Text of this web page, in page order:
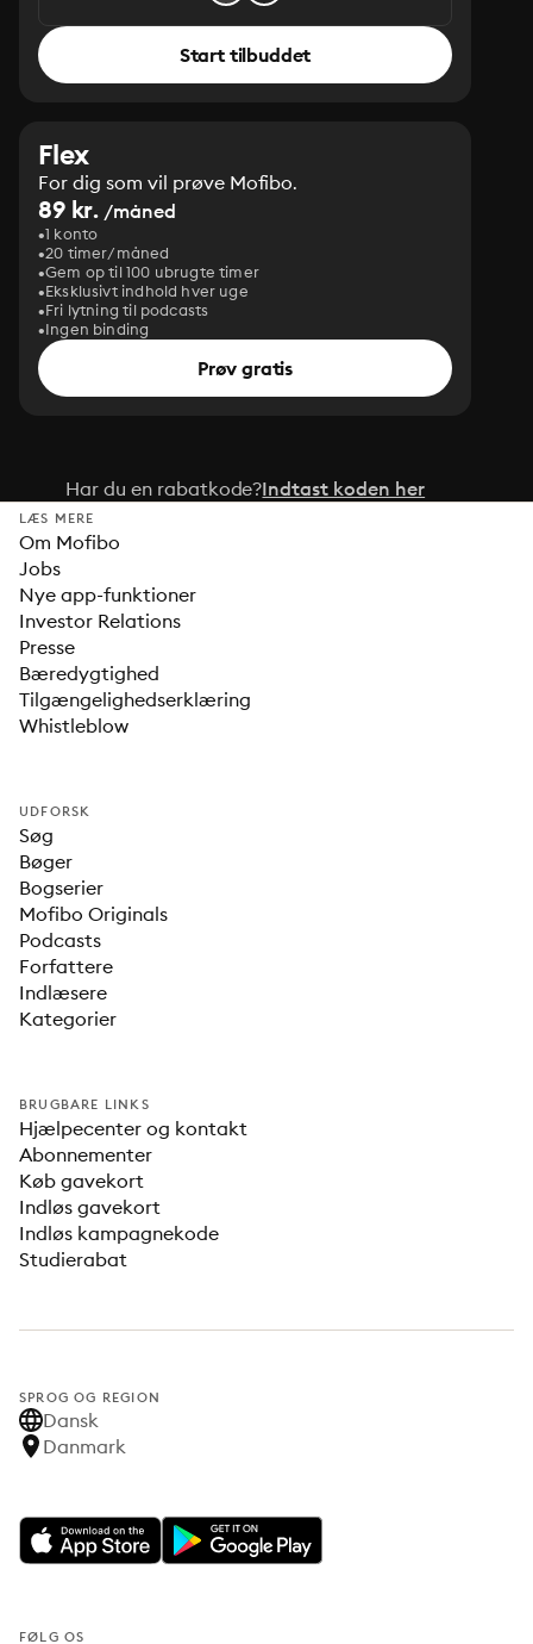
Start tilbuddet
Flex
For dig som vil prøve Mofibo.
89 kr. /måned
1 konto
20 timer/måned
Gem op til 100 ubrugte timer
Eksklusivt indhold hver uge
Fri lytning til podcasts
Ingen binding
Prøv gratis
Har du en rabatkode?Indtast koden her
LÆS MERE
Om Mofibo
Jobs
Nye app-funktioner
Investor Relations
Presse
Bæredygtighed
Tilgængelighedserklæring
Whistleblow
UDFORSK
Søg
Bøger
Bogserier
Mofibo Originals
Podcasts
Forfattere
Indlæsere
Kategorier
BRUGBARE LINKS
Hjælpecenter og kontakt
Abonnementer
Køb gavekort
Indløs gavekort
Indløs kampagnekode
Studierabat
SPROG OG REGION
Dansk
Danmark
FØLG OS